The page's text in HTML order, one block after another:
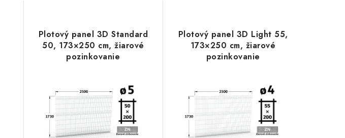
Plotový panel 3D Standard
50, 173×250 cm, žiarové
pozinkovanie
Plotový panel 3D Light 55,
173×250 cm, žiarové
pozinkovanie